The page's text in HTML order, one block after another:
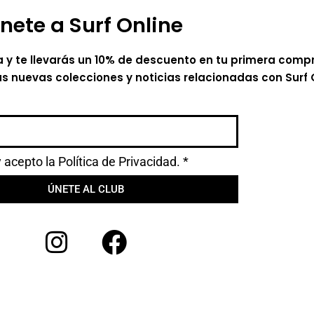
a Surf Online
te llevarás un 10% de descuento en tu primera
nuevas colecciones y noticias relacionadas con Surf
acepto la Política de Privacidad. *
ÚNETE AL CLUB